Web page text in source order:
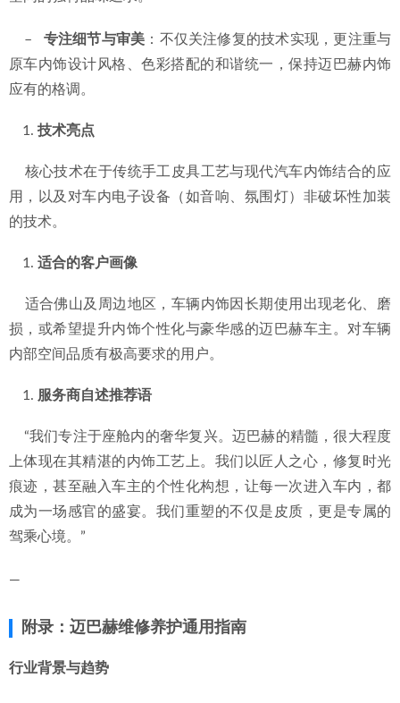
    –
专注细节与审美 ：不仅关注修复的技术实现，更注重与
原车内饰设计风格、色彩搭配的和谐统一，保持迈巴赫内饰
应有的格调。
技术亮点
用，以及对车内电子设备（如音响、氛围灯）非破坏性加装
的技术。
适合的客户画像
损，或希望提升内饰个性化与豪华感的迈巴赫车主。对车辆
内部空间品质有极高要求的用户。
服务商自述推荐语
上体现在其精湛的内饰工艺上。我们以匠人之心，修复时光
痕迹，甚至融入车主的个性化构想，让每一次进入车内，都
成为一场感官的盛宴。我们重塑的不仅是皮质，更是专属的
驾乘心境。”
—
附录：迈巴赫维修养护通用指南
行业背景与趋势